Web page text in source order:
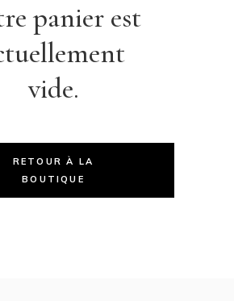
panier est
vide.
RETOUR À LA
BOUTIQUE